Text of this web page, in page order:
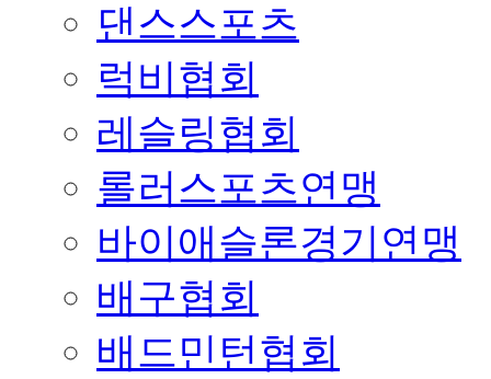
댄스스포츠
럭비협회
레슬링협회
롤러스포츠연맹
바이애슬론경기연맹
배구협회
배드민턴협회